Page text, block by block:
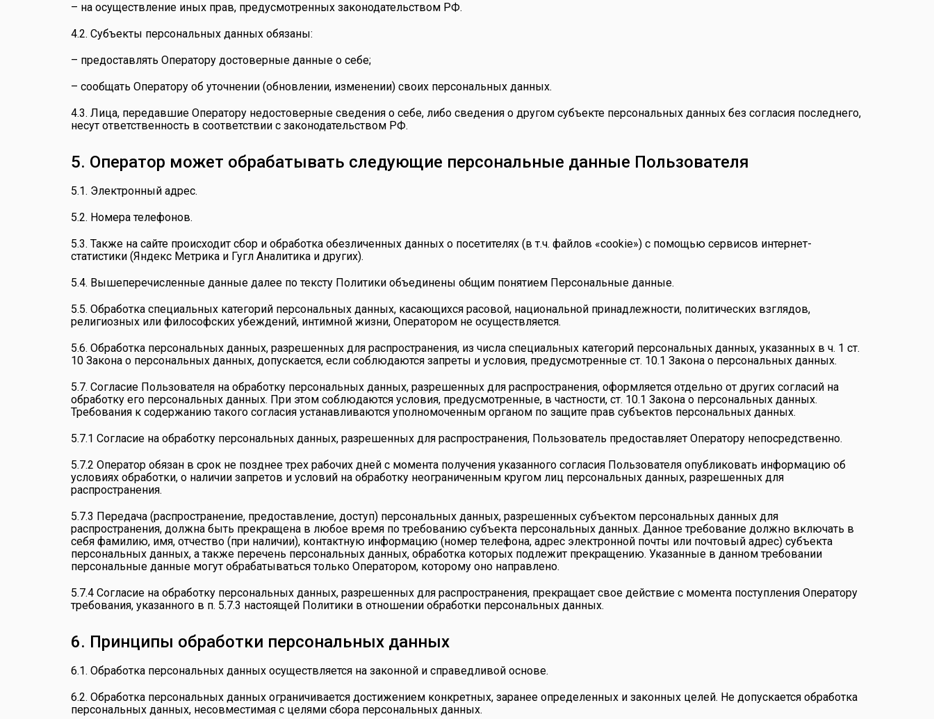
– на осуществление иных прав, предусмотренных законодательством РФ.
4.2. Субъекты персональных данных обязаны:
– предоставлять Оператору достоверные данные о себе;
– сообщать Оператору об уточнении (обновлении, изменении) своих персональных данных.
4.3. Лица, передавшие Оператору недостоверные сведения о себе, либо сведения о другом субъекте персональных данных без согласия последнего,
несут ответственность в соответствии с законодательством РФ.
5. Оператор может обрабатывать следующие персональные данные Пользователя
5.1. Электронный адрес.
5.2. Номера телефонов.
5.3. Также на сайте происходит сбор и обработка обезличенных данных о посетителях (в т.ч. файлов «cookie») с помощью сервисов интернет-
статистики (Яндекс Метрика и Гугл Аналитика и других).
5.4. Вышеперечисленные данные далее по тексту Политики объединены общим понятием Персональные данные.
5.5. Обработка специальных категорий персональных данных, касающихся расовой, национальной принадлежности, политических взглядов,
религиозных или философских убеждений, интимной жизни, Оператором не осуществляется.
5.6. Обработка персональных данных, разрешенных для распространения, из числа специальных категорий персональных данных, указанных в ч. 1 ст.
10 Закона о персональных данных, допускается, если соблюдаются запреты и условия, предусмотренные ст. 10.1 Закона о персональных данных.
5.7. Согласие Пользователя на обработку персональных данных, разрешенных для распространения, оформляется отдельно от других согласий на
обработку его персональных данных. При этом соблюдаются условия, предусмотренные, в частности, ст. 10.1 Закона о персональных данных.
Требования к содержанию такого согласия устанавливаются уполномоченным органом по защите прав субъектов персональных данных.
5.7.1 Согласие на обработку персональных данных, разрешенных для распространения, Пользователь предоставляет Оператору непосредственно.
5.7.2 Оператор обязан в срок не позднее трех рабочих дней с момента получения указанного согласия Пользователя опубликовать информацию об
условиях обработки, о наличии запретов и условий на обработку неограниченным кругом лиц персональных данных, разрешенных для
распространения.
5.7.3 Передача (распространение, предоставление, доступ) персональных данных, разрешенных субъектом персональных данных для
распространения, должна быть прекращена в любое время по требованию субъекта персональных данных. Данное требование должно включать в
себя фамилию, имя, отчество (при наличии), контактную информацию (номер телефона, адрес электронной почты или почтовый адрес) субъекта
персональных данных, а также перечень персональных данных, обработка которых подлежит прекращению. Указанные в данном требовании
персональные данные могут обрабатываться только Оператором, которому оно направлено.
5.7.4 Согласие на обработку персональных данных, разрешенных для распространения, прекращает свое действие с момента поступления Оператору
требования, указанного в п. 5.7.3 настоящей Политики в отношении обработки персональных данных.
6. Принципы обработки персональных данных
6.1. Обработка персональных данных осуществляется на законной и справедливой основе.
6.2. Обработка персональных данных ограничивается достижением конкретных, заранее определенных и законных целей. Не допускается обработка
персональных данных, несовместимая с целями сбора персональных данных.